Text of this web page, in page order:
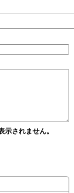
示されません。